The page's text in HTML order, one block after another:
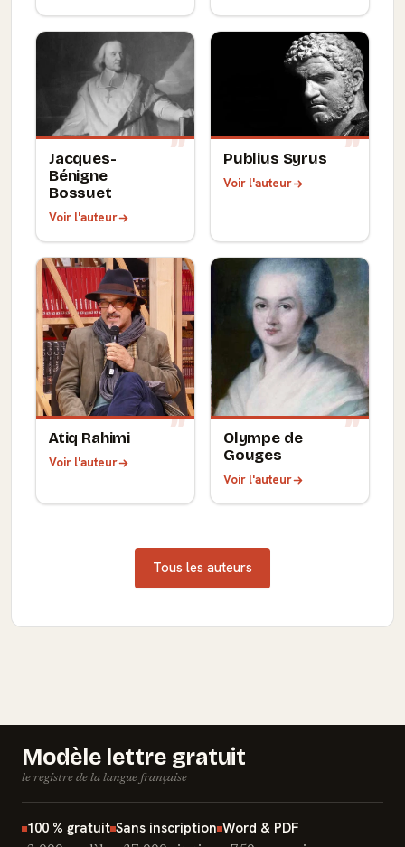
Jacques-
Bénigne
Bossuet
Voir l'auteur
Publius Syrus
Voir l'auteur
Atiq Rahimi
Voir l'auteur
Olympe de
Gouges
Voir l'auteur
Tous les auteurs
Modèle lettre gratuit
le registre de la langue française
100 % gratuit Sans inscription Word & PDF